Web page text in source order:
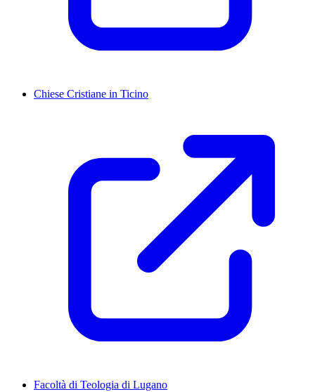
Chiese Cristiane in Ticino
Facoltà di Teologia di Lugano